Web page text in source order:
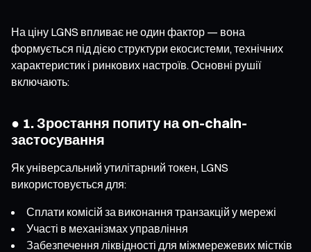
На ціну LGNS впливає не один фактор — вона
формується під дією структури екосистеми, технічних
характеристик і ринкових настроїв. Основні рушії
включають:
● 1. Зростання попиту на on-chain-
застосування
Як універсальний утилітарний токен, LGNS
використовується для:
Сплати комісій за виконання транзакцій у мережі
Участі в механізмах управління
Забезпечення ліквідності для міжмережевих містків